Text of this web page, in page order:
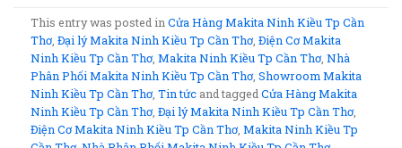
This entry was posted inCửa Hàng Makita Ninh Kiều Tp Cần
Thơ,Đại lý Makita Ninh Kiều Tp Cần Thơ,Điện Cơ Makita
Ninh Kiều Tp Cần Thơ,Makita Ninh Kiều Tp Cần Thơ,Nhà
Phân Phối Makita Ninh Kiều Tp Cần Thơ,Showroom Makita
Ninh Kiều Tp Cần Thơ,Tin tức and taggedCửa Hàng Makita
Ninh Kiều Tp Cần Thơ,Đại lý Makita Ninh Kiều Tp Cần Thơ,
Điện Cơ Makita Ninh Kiều Tp Cần Thơ,Makita Ninh Kiều Tp